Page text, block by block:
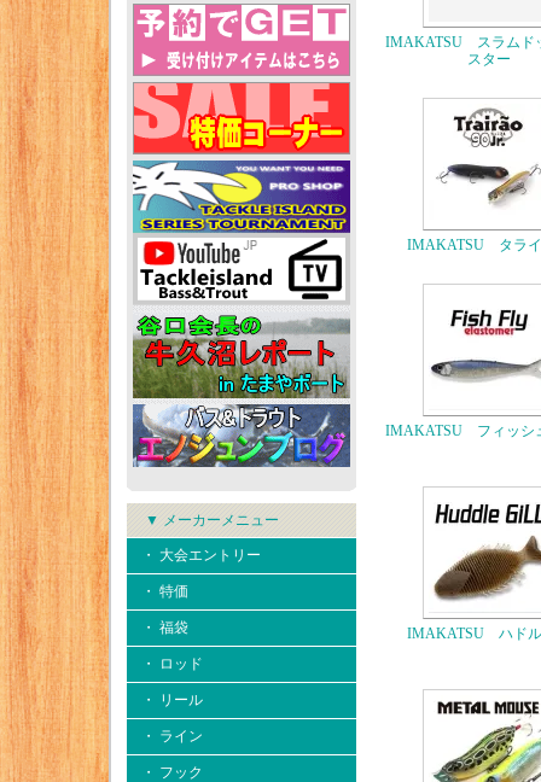
▼ メーカーメニュー
・ 大会エントリー
・ 特価
・ 福袋
・ ロッド
・ リール
・ ライン
・ フック
IMAKATSU スラムド
スター
IMAKATSU タラ
IMAKATSU フィッシ
IMAKATSU ハド